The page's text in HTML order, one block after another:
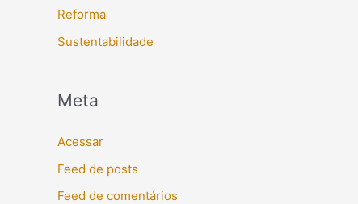
Reforma
Sustentabilidade
Meta
Acessar
Feed de posts
Feed de comentários